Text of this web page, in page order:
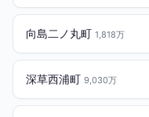
向島二ノ丸町 1,818万
深草西浦町 9,030万